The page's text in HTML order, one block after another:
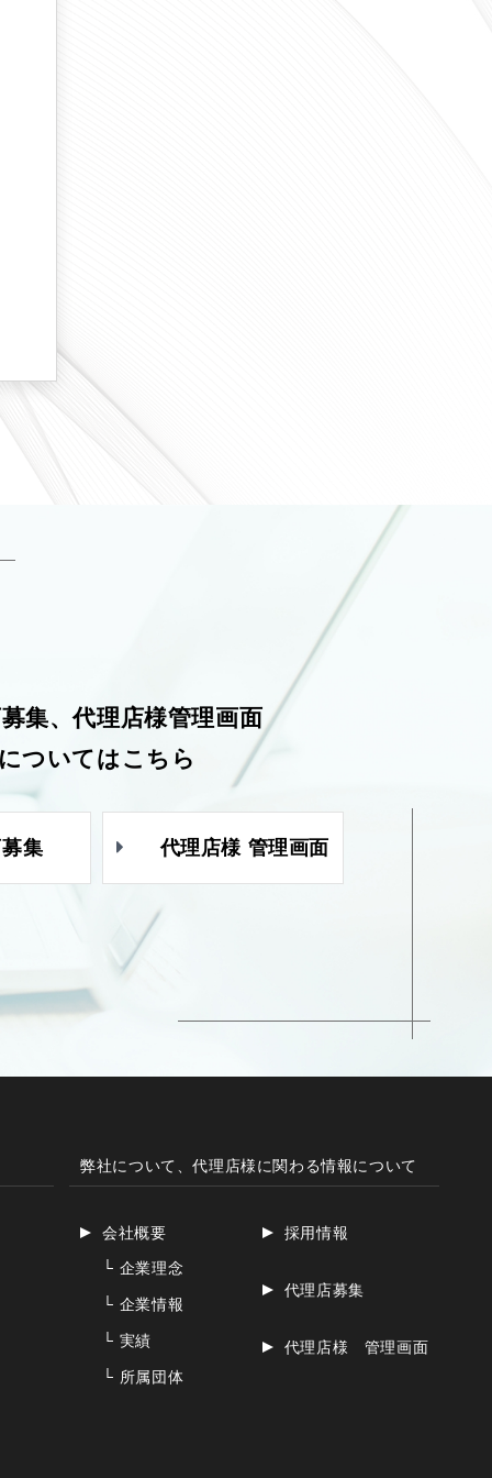
集、代理店様管理画面
ついてはこちら
集 代理店様 管理画面
弊社について、代理店様に関わる情報について
会社概要
└ 企業理念
└ 企業情報
└ 実績
└ 所属団体
採用情報
代理店募集
代理店様 管理画面